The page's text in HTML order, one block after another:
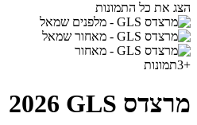
הצג את כל התמונות
+
3תמונות
מרצדס GLS 2026